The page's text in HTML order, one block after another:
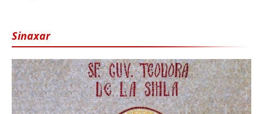
Sinaxar